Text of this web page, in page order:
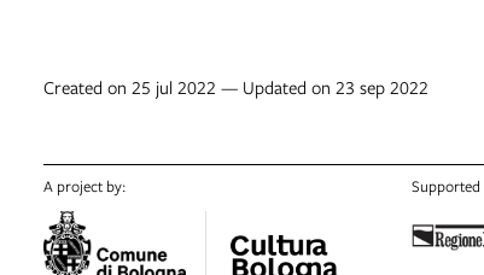
Created on 25 jul 2022 — Updated on 23 sep 2022
A project by: Supported